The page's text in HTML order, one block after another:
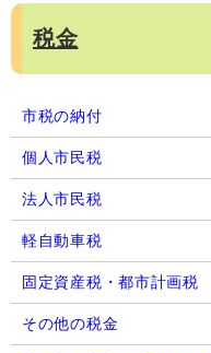
税金
市税の納付
個人市民税
法人市民税
軽自動車税
固定資産税・都市計画税
その他の税金